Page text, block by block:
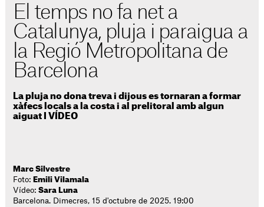
El temps no fa net a
Catalunya, pluja i paraigua a
la Regió Metropolitana de
Barcelona
La pluja no dona treva i dijous es tornaran a formar
xàfecs locals a la costa i al prelitoral amb algun
aiguat I VÍDEO
Marc Silvestre
Foto: Emili Vilamala
Vídeo:Sara Luna
Barcelona. Dimecres, 15 d'octubre de 2025. 19:00